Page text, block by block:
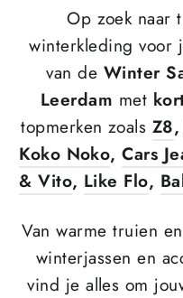
Op zoek naar
winterkleding voor
van de Winter
Leerdam met
topmerken zoals Z8,
Koko Noko,Cars
& Vito, Like Flo,
Van warme truien
winterjassen en
vind je alles om